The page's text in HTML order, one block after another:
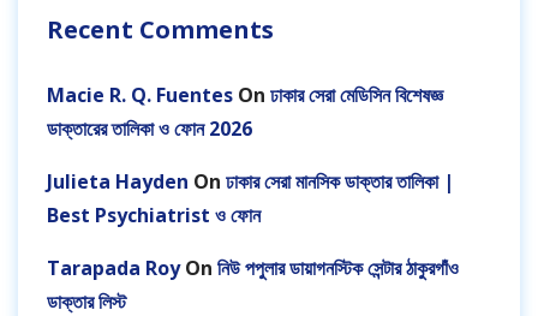
Recent Comments
Macie R. Q. Fuentes On ঢাকার সেরা মেডিসিন বিশেষজ্ঞ
ডাক্তারের তালিকা ও ফোন 2026
Julieta Hayden On ঢাকার সেরা মানসিক ডাক্তার তালিকা |
Best Psychiatrist ও ফোন
Tarapada RoyOn নিউ পপুলার ডায়াগনস্টিক সেন্টার ঠাকুরগাঁও
ডাক্তার লিস্ট